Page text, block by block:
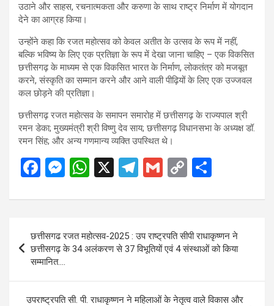
उठाने और साहस, रचनात्मकता और करुणा के साथ राष्ट्र निर्माण में योगदान
देने का आग्रह किया।
उन्होंने कहा कि रजत महोत्सव को केवल अतीत के उत्सव के रूप में नहीं,
बल्कि भविष्य के लिए एक प्रतिज्ञा के रूप में देखा जाना चाहिए – एक विकसित
छत्तीसगढ़ के माध्यम से एक विकसित भारत के निर्माण, लोकतंत्र को मजबूत
करने, संस्कृति का सम्मान करने और आने वाली पीढ़ियों के लिए एक उज्जवल
कल छोड़ने की प्रतिज्ञा।
छत्तीसगढ़ रजत महोत्सव के समापन समारोह में छत्तीसगढ़ के राज्यपाल श्री
रमन डेका; मुख्यमंत्री श्री विष्णु देव साय; छत्तीसगढ़ विधानसभा के अध्यक्ष डॉ.
रमन सिंह; और अन्य गणमान्य व्यक्ति उपस्थित थे।
F
ce
b
o
o
k
M
se
g
W
at
s
A
p
X
T
e
a
G
ail
C
py
Li
n
ar
navigation
छत्तीसगढ रजत महोत्सव-2025 : उप राष्ट्रपति सीपी राधाकृष्णन ने
छत्तीसगढ़ के 34 अलंकरण से 37 विभूतियों एवं 4 संस्थाओं को किया
सम्मानित….
उपराष्ट्रपति सी. पी. राधाकृष्णन ने महिलाओं के नेतृत्व वाले विकास और